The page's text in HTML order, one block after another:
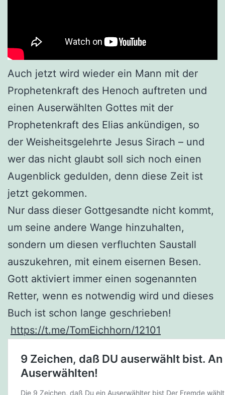
Auch jetzt wird wieder ein Mann mit der
Prophetenkraft des Henoch auftreten und
einen Auserwählten Gottes mit der
Prophetenkraft des Elias ankündigen, so
der Weisheitsgelehrte Jesus Sirach – und
wer das nicht glaubt soll sich noch einen
Augenblick gedulden, denn diese Zeit ist
jetzt gekommen.
Nur dass dieser Gottgesandte nicht kommt,
um seine andere Wange hinzuhalten,
sondern um diesen verfluchten Saustall
auszukehren, mit einem eisernen Besen.
Gott aktiviert immer einen sogenannten
Retter, wenn es notwendig wird und dieses
Buch ist schon lange geschrieben!
https://t.me/TomEichhorn/12101